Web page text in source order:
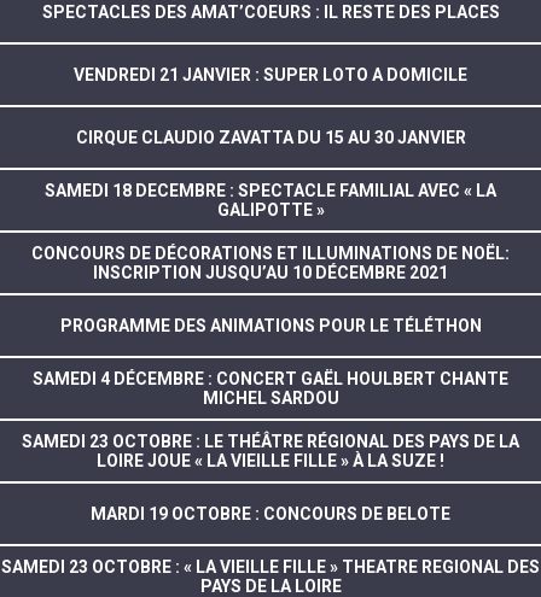
SPECTACLES DES AMAT’COEURS : IL RESTE DES PLACES
VENDREDI 21 JANVIER : SUPER LOTO A DOMICILE
CIRQUE CLAUDIO ZAVATTA DU 15 AU 30 JANVIER
SAMEDI 18 DECEMBRE : SPECTACLE FAMILIAL AVEC « LA
GALIPOTTE »
CONCOURS DE DÉCORATIONS ET ILLUMINATIONS DE NOËL:
INSCRIPTION JUSQU’AU 10 DÉCEMBRE 2021
PROGRAMME DES ANIMATIONS POUR LE TÉLÉTHON
SAMEDI 4 DÉCEMBRE : CONCERT GAËL HOULBERT CHANTE
MICHEL SARDOU
SAMEDI 23 OCTOBRE : LE THÉÂTRE RÉGIONAL DES PAYS DE LA
LOIRE JOUE « LA VIEILLE FILLE » À LA SUZE !
MARDI 19 OCTOBRE : CONCOURS DE BELOTE
SAMEDI 23 OCTOBRE : « LA VIEILLE FILLE » THEATRE REGIONAL DES
PAYS DE LA LOIRE